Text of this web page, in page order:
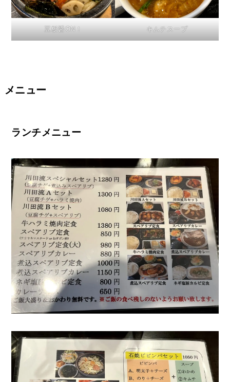
豆板醤ON！ キムチスープ
メニュー
ランチメニュー